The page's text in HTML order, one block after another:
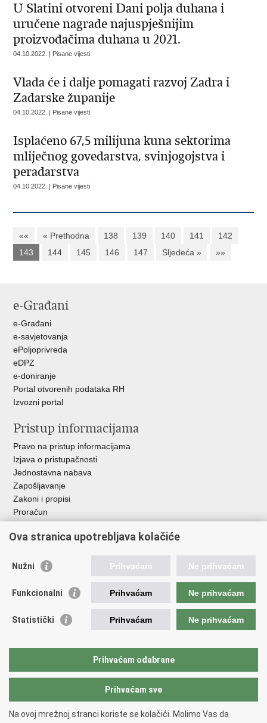
U Slatini otvoreni Dani polja duhana i
uručene nagrade najuspješnijim
proizvođačima duhana u 2021.
04.10.2022. | Pisane vijesti
Vlada će i dalje pomagati razvoj Zadra i
Zadarske županije
04.10.2022. | Pisane vijesti
Isplaćeno 67,5 milijuna kuna sektorima
mliječnog govedarstva, svinjogojstva i
peradarstva
04.10.2022. | Pisane vijesti
«« « Prethodna 138 139 140 141
142
143
144 145 146 147 Sljedeća » »»
e-Građani
e-Građani
e-savjetovanja
ePoljoprivreda
eDPZ
e-doniranje
Portal otvorenih podataka RH
Izvozni portal
Pristup informacijama
Pravo na pristup informacijama
Izjava o pristupačnosti
Jednostavna nabava
Zapošljavanje
Zakoni i propisi
Proračun
RH
Važne poveznice
Hrvatska agencija za poljoprivredu i hranu
Agencija za plaćanja u poljoprivredi, ribarstvu i ruralnom
razvoju
Hrvatske šume
Pučka pravobraniteljica
Ova stranica upotrebljava kolačiće
Nužni Prihvaćam Ne prihvaćam
Funkcionalni Prihvaćam Ne prihvaćam
Statistički Prihvaćam Ne prihvaćam
Prihvaćam odabrane
Prihvaćam sve
Na ovoj mrežnoj stranci koriste se kolačići. Molimo Vas da